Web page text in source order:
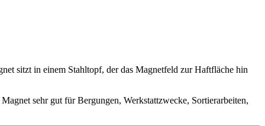
sitzt in einem Stahltopf, der das Magnetfeld zur Haftfläche hin
sehr gut für Bergungen, Werkstattzwecke, Sortierarbeiten,